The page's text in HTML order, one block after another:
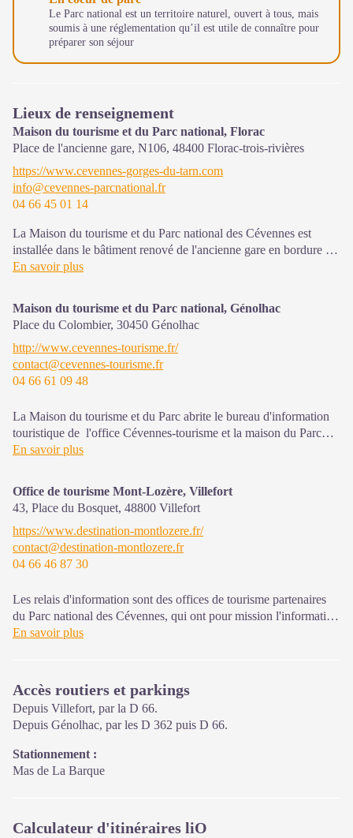
Le Parc national est un territoire naturel, ouvert à tous, mais
soumis à une réglementation qu’il est utile de connaître pour
préparer son séjour
Lieux de renseignement
Maison du tourisme et du Parc national, Florac
Place de l'ancienne gare, N106, 48400 Florac-trois-rivières
https://www.cevennes-gorges-du-tarn.com
info@cevennes-parcnational.fr
04 66 45 01 14
La Maison du tourisme et du Parc national des Cévennes est
installée dans le bâtiment renové de l'ancienne gare en bordure de
la N106. C'est un espace , d’accueil, d'information et de
de l'office de tourisme et du Parc.
Une expo interactive présente le Parc national des Cévennes et
ses actions.
Sur place : Une boutique, librairie découverte et produits siglés
Ouvert toute l'année (se renseigner sur les jours et horaires en
saison hivernale).
En savoir plus
Maison du tourisme et du Parc national, Génolhac
Place du Colombier, 30450 Génolhac
http://www.cevennes-tourisme.fr/
contact@cevennes-tourisme.fr
04 66 61 09 48
La Maison du tourisme et du Parc abrite le bureau d'information
touristique de l'office Cévennes-tourisme et la maison du Parc
national. C'est un espace d’accueil, d'information et de
en cœur de Parc.
Sur place : expositions temporaires, programme d'animations "Un
été avec le Parc"et boutique
Ouvert d'avril à octobre
En savoir plus
Office de tourisme Mont-Lozère, Villefort
43, Place du Bosquet, 48800 Villefort
https://www.destination-montlozere.fr/
contact@destination-montlozere.fr
04 66 46 87 30
Les relais d'information sont des offices de tourisme partenaires
du Parc national des Cévennes, qui ont pour mission l'information
et la sensibilisation sur l'offre de découverte et d'animation ainsi
En savoir plus
Accès routiers et parkings
Depuis Villefort, par la D 66.
Depuis Génolhac, par les D 362 puis D 66.
Stationnement :
Mas de La Barque
Calculateur d'itinéraires liO